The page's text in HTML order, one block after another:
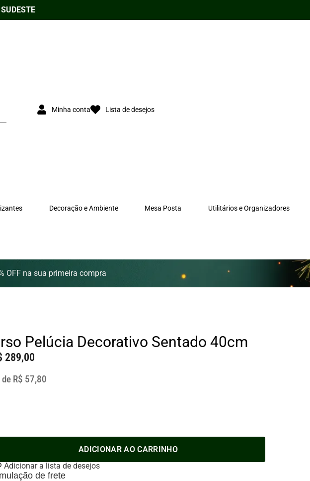
Minha conta Lista de desejos
Decoração e Ambiente Mesa Posta Utilitários e Organizadores
OFF na sua primeira compra
Pelúcia Decorativo Sentado 40cm
289,00
de R$ 57,80
ADICIONAR AO CARRINHO
Adicionar a lista de desejos
de frete